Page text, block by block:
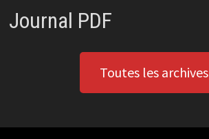
Journal PDF
Toutes les archives